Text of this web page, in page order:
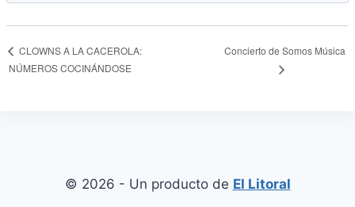
CLOWNS A LA CACEROLA:
NÚMEROS COCINÁNDOSE
Concierto de Somos Música
© 2026 - Un producto de El Litoral